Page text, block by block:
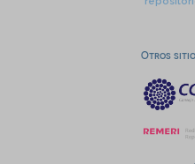
Otros